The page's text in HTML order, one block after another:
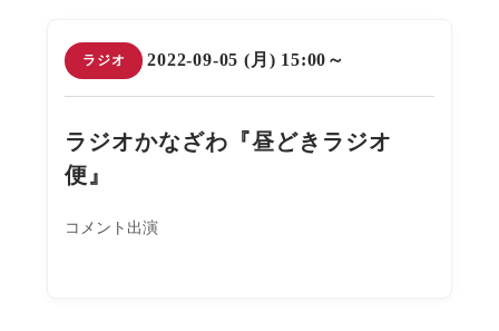
ラジオ 2022-09-05 (月) 15:00～
ラジオかなざわ『昼どきラジオ
便』
コメント出演